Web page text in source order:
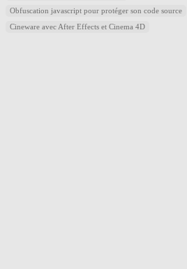
Obfuscation javascript pour protéger son code source
Cineware avec After Effects et Cinema 4D